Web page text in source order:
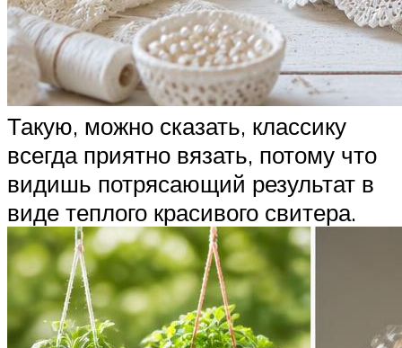
Такую, можно сказать, классику
всегда приятно вязать, потому что
видишь потрясающий результат в
виде теплого красивого свитера.